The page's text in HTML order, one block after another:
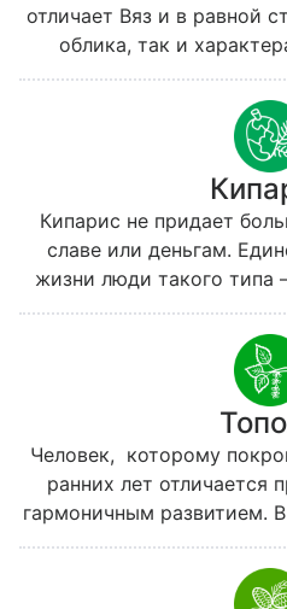
отличает Вяз и в равной
облика, так и
красивым и гармонично
старается привлечь
демонстрировать свою
впрочем, он и так
восхищенных взглядов.
привязанностях как к
увлекшись чем-то еще в
любимому
Кипарис не придает
славе или деньгам.
жизни люди такого типа
все возможное, чтобы
можно дольше
Человек, которому
ранних лет отличается
гармоничным развитием.
среди сверстников
возрасте —
яркой красотой. С